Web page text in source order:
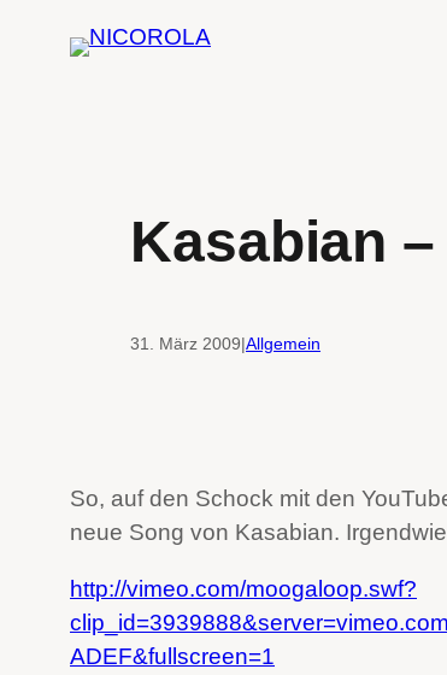
Kasabian
31. März 2009|Allgemein
So, auf den Schock mit den
neue Song von Kasabian.
http://vimeo.com/moogaloop.swf?
ADEF&fullscreen=1